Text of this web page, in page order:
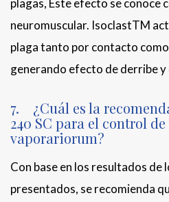
neuromuscular. IsoclastTM
plaga tanto por contacto
generando efecto de derribe
7. ¿Cuál es la
240 SC para el control
vaporariorum?
Con base en los resultados de
presentados, se recomienda